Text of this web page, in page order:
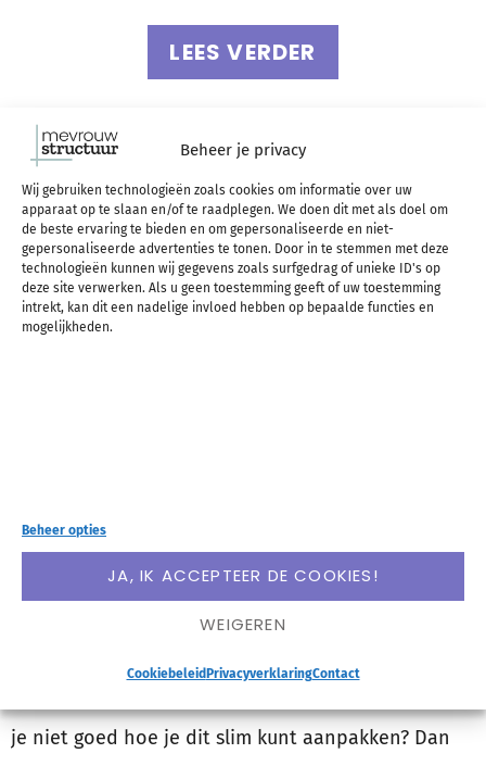
Beheer je privacy
Wij gebruiken technologieën zoals cookies om informatie over uw
apparaat op te slaan en/of te raadplegen. We doen dit met als doel om
de beste ervaring te bieden en om gepersonaliseerde en niet-
gepersonaliseerde advertenties te tonen. Door in te stemmen met deze
technologieën kunnen wij gegevens zoals surfgedrag of unieke ID's op
deze site verwerken. Als u geen toestemming geeft of uw toestemming
intrekt, kan dit een nadelige invloed hebben op bepaalde functies en
mogelijkheden.
Beheer opties
JA, IK ACCEPTEER DE COOKIES!
WEIGEREN
CookiebeleidPrivacyverklaringContact
LEES VERDER
Een bullet journal
jaarplanning maken: 5
tips
je niet goed hoe je dit slim kunt aanpakken? Dan